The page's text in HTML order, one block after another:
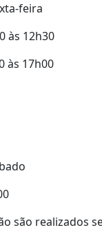
feira
às 12h30
às 17h00
são realizados